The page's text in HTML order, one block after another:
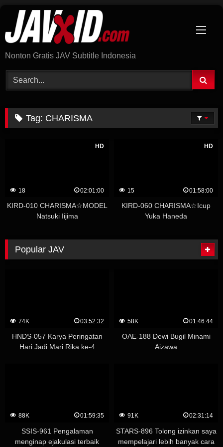
content
Nonton Gratis JAV Subtitle Indonesia
Tag: CHARISMA
HD
18 02:01:00
KIRD-010 CHARISMA☆MODEL
Natsuki Iijima
HD
15 01:58:00
KIRD-060 CHARISMA☆Icup
Yuka Haneda
Popular JAV
74K 03:52:32
HNDS-057 Karya Peringatan
Hari Jadi Mari Rika ke-4
58K 01:46:44
OAE-188 Dewi Bugil Minami
Aizawa
88K 01:59:35
SSIS-961 Pengalaman
menginap ejakulasi terbaik
91K 02:31:14
STARS-896 Tolong izinkan saya
mempelajari lebih banyak cara